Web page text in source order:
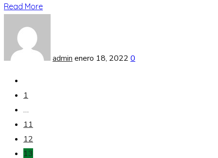
Read More
admin enero 18, 2022 0
1
…
11
12
13